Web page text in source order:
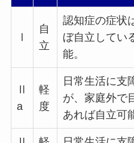
Ⅰ
自
立
認知症の症状
ぼ自立してい
能。
Ⅱ
a
軽
度
日常生活に支
が、家庭外で
あれば自立可